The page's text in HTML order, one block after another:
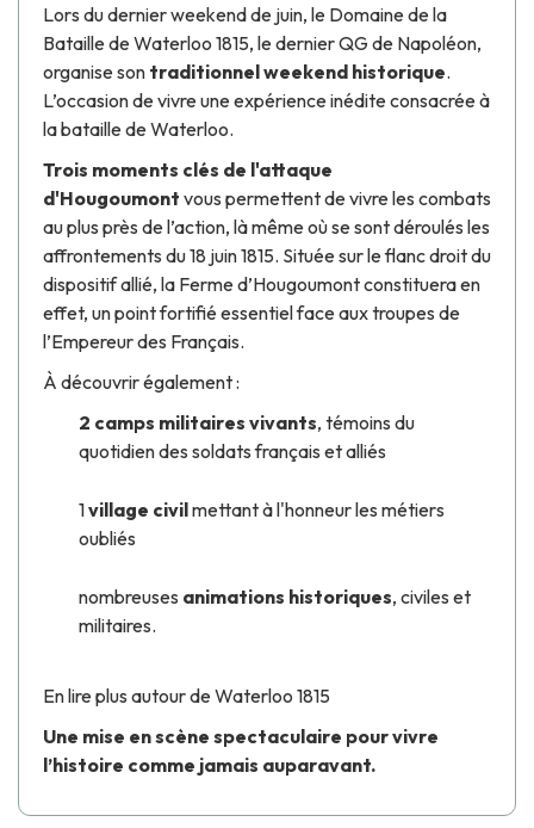
Lors du dernier weekend de juin, le Domaine de la
Bataille de Waterloo 1815, le dernier QG de Napoléon,
organise son traditionnel weekend historique.
L’occasion de vivre une expérience inédite consacrée à
la bataille de Waterloo.
Trois moments clés de l'attaque
d'Hougoumont vous permettent de vivre les combats
au plus près de l’action, là même où se sont déroulés les
affrontements du 18 juin 1815. Située sur le flanc droit du
dispositif allié, la Ferme d’Hougoumontconstituera en
effet, un point fortifié essentiel face aux troupes de
l’Empereur des Français.
À découvrir également :
2 camps militaires vivants, témoins du
quotidien des soldats français et alliés
1village civilmettant à l'honneur les métiers
oubliés
nombreuses animations historiques, civiles et
militaires.
En lire plus autour de Waterloo 1815
Une mise en scène spectaculaire pour vivre
l’histoire comme jamais auparavant.